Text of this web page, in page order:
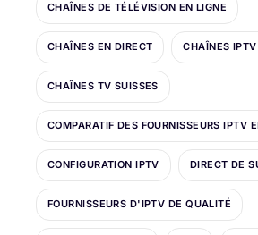
CHAÎNES DE TÉLÉVISION EN LIGNE
CHAÎNES EN DIRECT CHAÎNES
CHAÎNES TV SUISSES
COMPARATIF DES FOURNISSEURS IPTV
CONFIGURATION IPTV DIRECT DE
FOURNISSEURS D'IPTV DE QUALITÉ